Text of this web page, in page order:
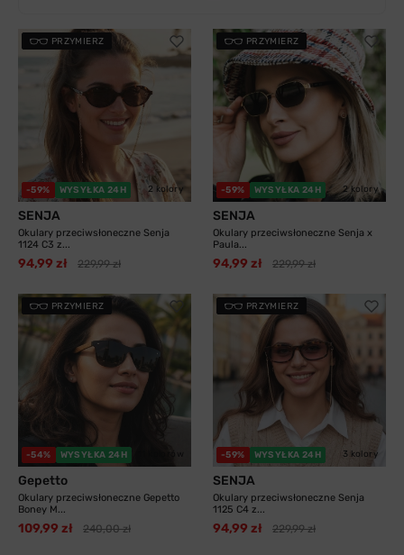
PRZYMIERZ
-59% WYSYŁKA 24H 2 kolory
SENJA
Okulary przeciwsłoneczne Senja
1124 C3 z...
94,99 zł 229,99 zł
PRZYMIERZ
-59% WYSYŁKA 24H 2 kolory
SENJA
Okulary przeciwsłoneczne Senja x
Paula...
94,99 zł 229,99 zł
PRZYMIERZ
-54% WYSYŁKA 24H
Gepetto
Okulary przeciwsłoneczne Gepetto
Boney M...
109,99 zł 240,00 zł
PRZYMIERZ
-59% WYSYŁKA 24H 3 kolory
SENJA
Okulary przeciwsłoneczne Senja
1125 C4 z...
94,99 zł 229,99 zł